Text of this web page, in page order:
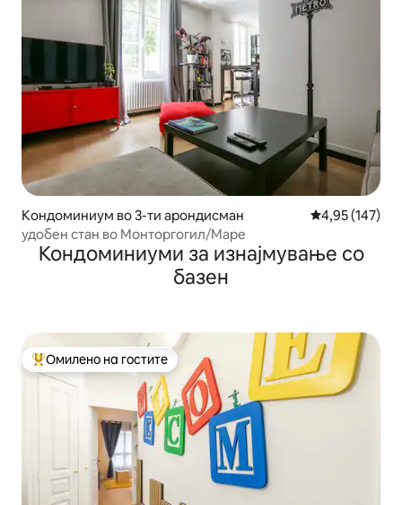
Кондоминиум во 3-ти арондисман Просечна
4,95 (147)
удобен стан во Монторгогил/Маре
Кондоминиуми за изнајмување со
базен
Меѓу најуспешните „Омилени на гостите“
Омилено на гостите